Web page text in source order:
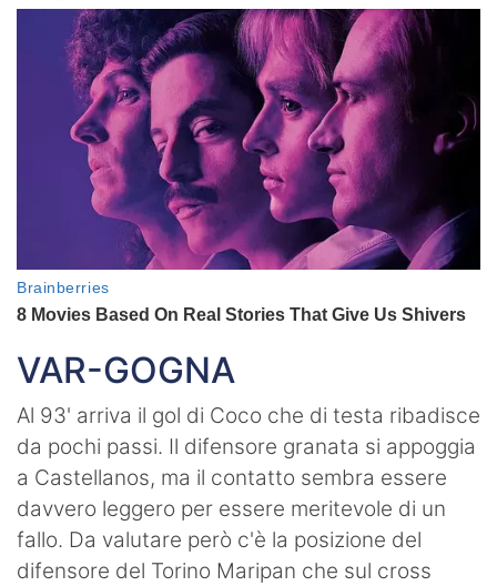
VAR-GOGNA
Al 93' arriva il gol di Coco che di testa ribadisce
da pochi passi. Il difensore granata si appoggia
a Castellanos, ma il contatto sembra essere
davvero leggero per essere meritevole di un
fallo. Da valutare però c'è la posizione del
difensore del Torino Maripan che sul cross